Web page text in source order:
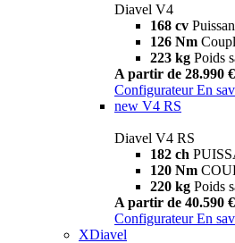
Diavel V4
168 cv
126 Nm
223 kg Poids
A partir de 28.990 €
Configurateur En
new V4 RS
Diavel V4 RS
182 ch
120 Nm
220 kg Poids
A partir de 40.590 €
Configurateur En
XDiavel